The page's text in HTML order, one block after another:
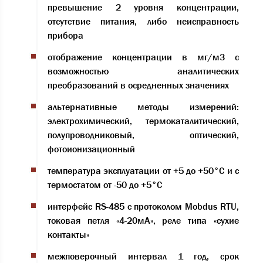
превышение 2 уровня концентрации,
отсутствие питания, либо неисправность
прибора
отображение концентрации в мг/м3 с
возможностью аналитических
преобразований в осредненных значениях
альтернативные методы измерений:
электрохимический, термокаталитический,
полупроводниковый, оптический,
фотоионизационный
температура эксплуатации от +5 до +50°С и с
термостатом от -50 до +5°С
интерфейс RS-485 с протоколом Mobdus RTU,
токовая петля «4-20мА», реле типа «сухие
контакты»
межповерочный интервал 1 год, срок